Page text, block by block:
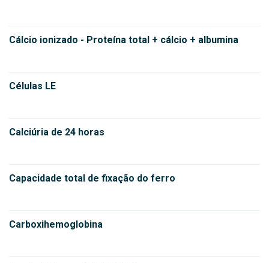
Cálcio ionizado - Proteína total + cálcio + albumina
Células LE
Calciúria de 24 horas
Capacidade total de fixação do ferro
Carboxihemoglobina